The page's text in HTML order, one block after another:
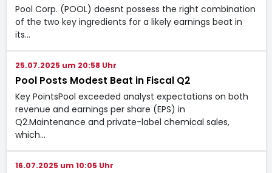
Pool Corp. (POOL) doesnt possess the right combination
of the two key ingredients for a likely earnings beat in
its…
25.07.2025 um 20:58 Uhr
Pool Posts Modest Beat in Fiscal Q2
Key PointsPool exceeded analyst expectations on both
revenue and earnings per share (EPS) in
Q2.Maintenance and private-label chemical sales,
which…
16.07.2025 um 10:05 Uhr